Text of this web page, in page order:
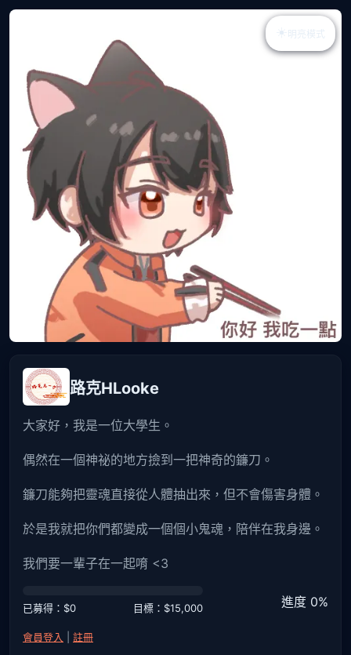
路克HLooke
大家好，我是一位大學生。
偶然在一個神祕的地方撿到一把神奇的鐮刀。
鐮刀能夠把靈魂直接從人體抽出來，但不會傷害身體。
於是我就把你們都變成一個個小鬼魂，陪伴在我身邊。
我們要一輩子在一起唷 <3
已募得：$0 目標：$15,000 進度 0%
會員登入 註冊
☀️ 明亮模式